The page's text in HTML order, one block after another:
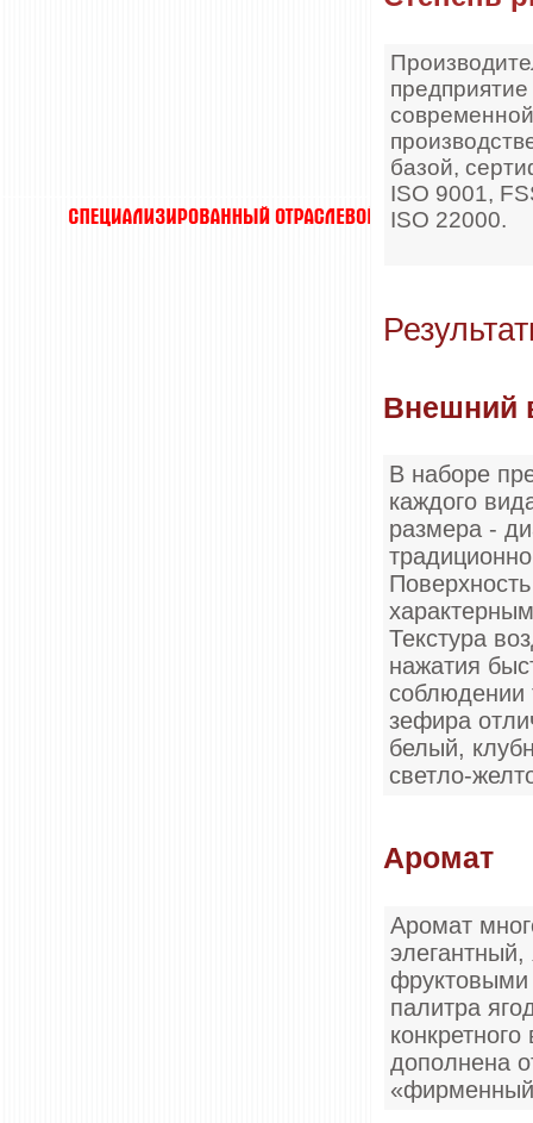
предприятие
современной
базой,
ISO 9001,
ISO 22000.
Внешний
В наборе
каждого
размера -
Текстура
нажатия
соблюдении
зефира
белый,
светло-
Аромат
Аромат
фруктовыми
палитра
дополнена